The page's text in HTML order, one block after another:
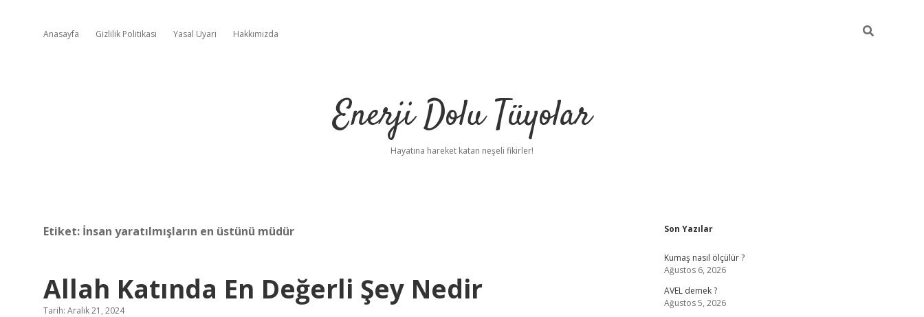
Anasayfa Gizlilik Politikası Yasal Uyarı Hakkımızda
Enerji Dolu Tüyolar
Hayatına hareket katan neşeli fikirler!
Etiket: İnsan yaratılmışların en üstünü müdür
Allah Katında En Değerli Şey Nedir
Tarih: Aralık 21, 2024
Sidebar
Son Yazılar
Kumaş nasıl ölçülür ?
Ağustos 6, 2026
AVEL demek ?
Ağustos 5, 2026